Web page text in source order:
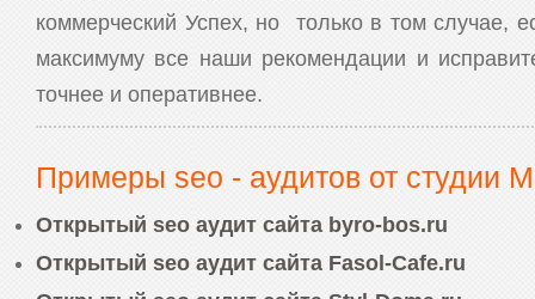
коммерческий Успех, но только в том случае,
максимуму все наши рекомендации и
точнее и оперативнее.
Примеры seo - аудитов от студии
Открытый seo аудит сайта byro-bos.ru
Открытый seo аудит сайта Fasol-Cafe.ru